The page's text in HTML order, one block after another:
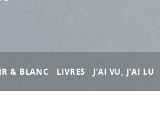
& BLANC LIVRES J’AI VU, J’AI LU